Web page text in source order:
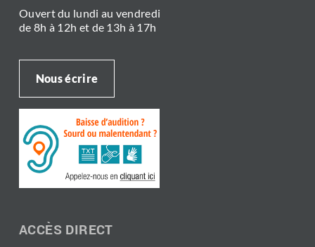
Ouvert du lundi au vendredi
de 8h à 12h et de 13h à 17h
Nous écrire
ACCÈS DIRECT